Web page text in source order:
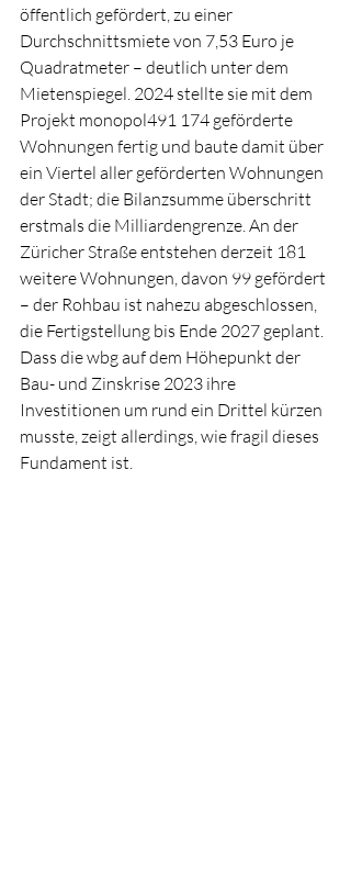
öffentlich gefördert, zu einer
Durchschnittsmiete von 7,53 Euro je
Quadratmeter – deutlich unter dem
Mietenspiegel. 2024 stellte sie mit dem
Projekt monopol491 174 geförderte
Wohnungen fertig und baute damit über
ein Viertel aller geförderten Wohnungen
der Stadt; die Bilanzsumme überschritt
erstmals die Milliardengrenze. An der
Züricher Straße entstehen derzeit 181
weitere Wohnungen, davon 99 gefördert
– der Rohbau ist nahezu abgeschlossen,
die Fertigstellung bis Ende 2027 geplant.
Dass die wbg auf dem Höhepunkt der
Bau- und Zinskrise 2023 ihre
Investitionen um rund ein Drittel kürzen
musste, zeigt allerdings, wie fragil dieses
Fundament ist.